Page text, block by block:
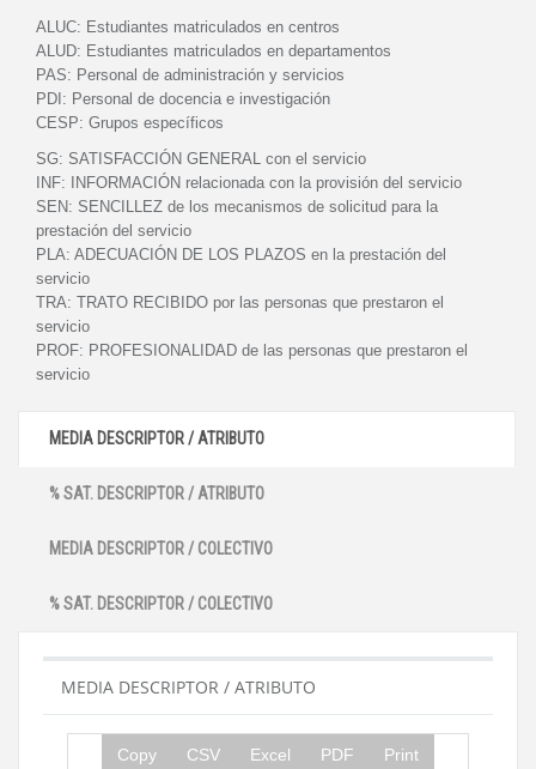
ALUC: Estudiantes matriculados en centros
ALUD: Estudiantes matriculados en departamentos
PAS: Personal de administración y servicios
PDI: Personal de docencia e investigación
CESP: Grupos específicos
SG: SATISFACCIÓN GENERAL con el servicio
INF:
INFORMACIÓN relacionada con la provisión del servicio
SEN: SENCILLEZ de los mecanismos de solicitud para la
prestación del servicio
PLA: ADECUACIÓN DE LOS PLAZOS en la prestación del
servicio
TRA: TRATO RECIBIDO por las personas que prestaron el
servicio
PROF: PROFESIONALIDAD de las personas que prestaron el
servicio
MEDIA DESCRIPTOR / ATRIBUTO
% SAT. DESCRIPTOR / ATRIBUTO
MEDIA DESCRIPTOR / COLECTIVO
% SAT. DESCRIPTOR / COLECTIVO
MEDIA DESCRIPTOR / ATRIBUTO
Copy CSV Excel PDF Print